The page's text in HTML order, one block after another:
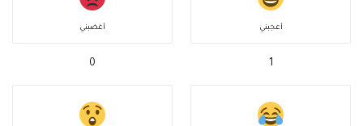
أعجبني
1
أغضبني
0